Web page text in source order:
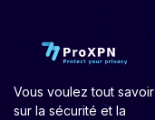
Vous voulez tout savoir
sur la sécurité et la